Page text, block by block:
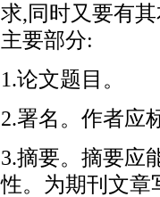
求,同时又要有
主要部分:
1.论文题目。
2.署名。作者应
3.摘要。摘要应
性。为期刊文章